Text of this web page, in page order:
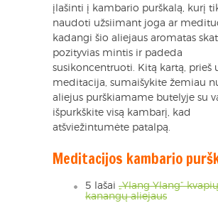
įlašinti į kambario purškalą, kurį
naudoti užsiimant joga ar
kadangi šio aliejaus aromatas
pozityvias mintis ir padeda
susikoncentruoti. Kitą kartą, prieš
meditacija, sumaišykite žemiau
aliejus purškiamame butelyje su
išpurkškite visą kambarį, kad
atšviežintumėte patalpą.
Meditacijos kambario
5 lašai „Ylang Ylang“
kanangų aliejaus